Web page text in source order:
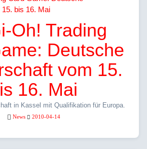
Oh! Trading
Deutsche
vom 15.
16. Mai
in Kassel mit Qualifikation für Europa.
News 2010-04-14